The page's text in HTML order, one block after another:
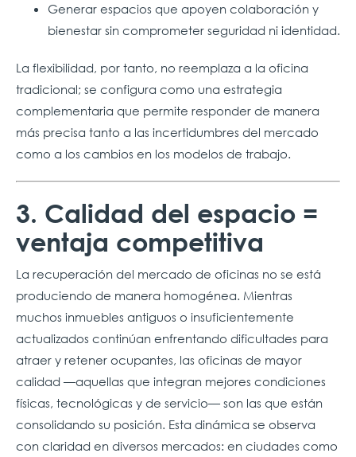
Generar espacios que apoyen colaboración y
bienestar sin comprometer seguridad ni identidad.
La flexibilidad, por tanto, no reemplaza a la oficina
tradicional; se configura como una estrategia
complementaria que permite responder de manera
más precisa tanto a las incertidumbres del mercado
como a los cambios en los modelos de trabajo.
3. Calidad del espacio =
ventaja competitiva
La recuperación del mercado de oficinas no se está
produciendo de manera homogénea. Mientras
muchos inmuebles antiguos o insuficientemente
actualizados continúan enfrentando dificultades para
atraer y retener ocupantes, las oficinas de mayor
calidad —aquellas que integran mejores condiciones
físicas, tecnológicas y de servicio— son las que están
consolidando su posición. Esta dinámica se observa
con claridad en diversos mercados: en ciudades como